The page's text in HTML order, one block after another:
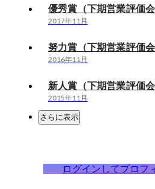
優秀賞（下期営業評価会
2017年11月
努力賞（下期営業評価会
2016年11月
新人賞（下期営業評価会
2015年11月
さらに表示
ログインしてプロフ